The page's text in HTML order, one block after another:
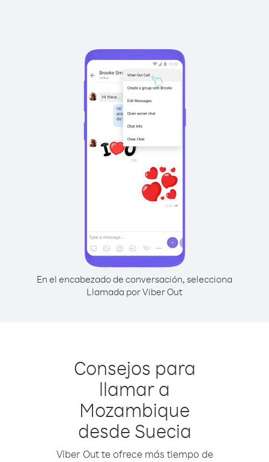
En el encabezado de conversación, selecciona
Llamada por Viber Out
Consejos para
llamar a
Mozambique
desde Suecia
Viber Out te ofrece más tiempo de